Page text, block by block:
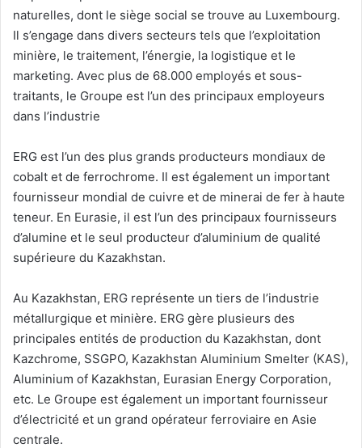
naturelles, dont le siège social se trouve au Luxembourg.
Il s’engage dans divers secteurs tels que l’exploitation
minière, le traitement, l’énergie, la logistique et le
marketing. Avec plus de 68.000 employés et sous-
traitants, le Groupe est l’un des principaux employeurs
dans l’industrie
ERG est l’un des plus grands producteurs mondiaux de
cobalt et de ferrochrome. Il est également un important
fournisseur mondial de cuivre et de minerai de fer à haute
teneur. En Eurasie, il est l’un des principaux fournisseurs
d’alumine et le seul producteur d’aluminium de qualité
supérieure du Kazakhstan.
Au Kazakhstan, ERG représente un tiers de l’industrie
métallurgique et minière. ERG gère plusieurs des
principales entités de production du Kazakhstan, dont
Kazchrome, SSGPO, Kazakhstan Aluminium Smelter (KAS),
Aluminium of Kazakhstan, Eurasian Energy Corporation,
etc. Le Groupe est également un important fournisseur
d’électricité et un grand opérateur ferroviaire en Asie
centrale.